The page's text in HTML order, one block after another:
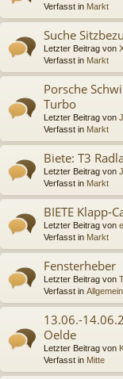
Verfasst in Markt
Suche
Letzter Beitrag von
Verfasst in Markt
Porsche
Turbo
Letzter Beitrag von
Verfasst in Markt
Biete: T3
Letzter Beitrag von
Verfasst in Markt
BIETE Klapp-
Letzter Beitrag von
Verfasst in Markt
Fensterheber
Letzter Beitrag von
Verfasst in Allgemein
13.06.-
Oelde
Letzter Beitrag von
Verfasst in Mitte